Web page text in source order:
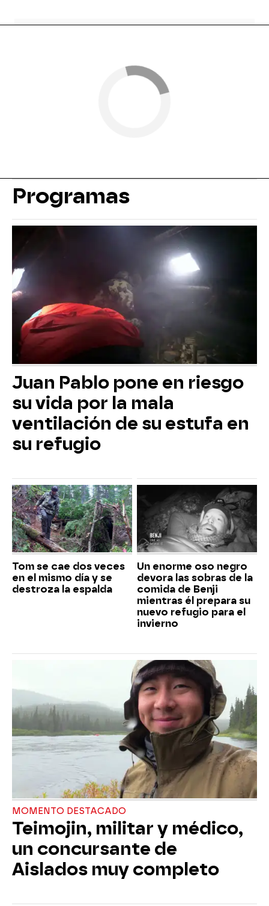
Programas
Juan Pablo pone en riesgo
su vida por la mala
ventilación de su estufa en
su refugio
Tom se cae dos veces
en el mismo día y se
destroza la espalda
Un enorme oso negro
devora las sobras de la
comida de Benji
mientras él prepara su
nuevo refugio para el
invierno
MOMENTO DESTACADO
Teimojin, militar y médico,
un concursante de
Aislados muy completo